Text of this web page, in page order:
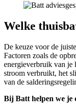
Welke
De keuze voor de
Factoren zoals de
energieverbruik van je
stroom verbruikt, het
van de
Bij Batt helpen we je